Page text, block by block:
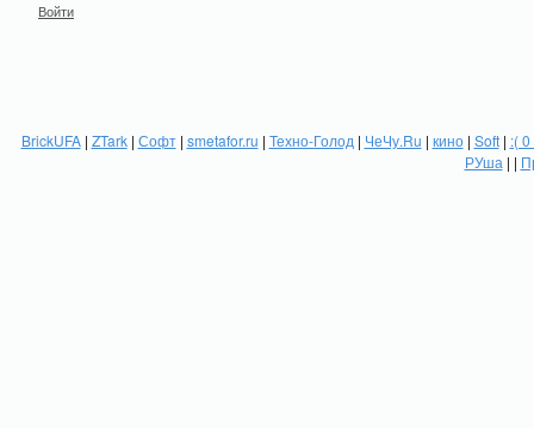
Войти
BrickUFA| ZTark| Софт| smetafor.ru | Техно-Голод | ЧеЧу.Ru | кино| Soft| :(
РУша | |